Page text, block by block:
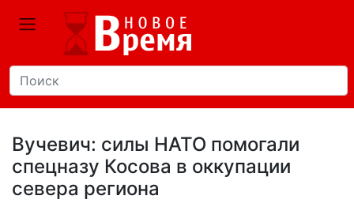
Вучевич: силы НАТО помогали
спецназу Косова в оккупации
севера региона